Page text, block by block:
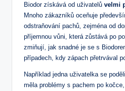
Biodor získává od uživatelů velmi
Mnoho zákazníků oceňuje
odstraňování pachů, zejména od
příjemnou vůni, která zůstává po
zmiňují, jak snadné je se s
případech, kdy zápach přetrvával
Například jedna uživatelka se
měla problémy s pachem po